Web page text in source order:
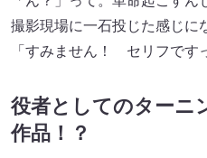
撮影現場に一石投じた感じに
「すみません！ セリフです
役者としてのターニ
作品！？